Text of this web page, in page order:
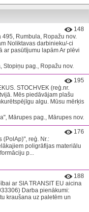
148
495, Rumbula, Ropažu nov.
Noliktavas darbinieku/-ci
ar pasūtījumu lapām Ar plēvi
Stopiņu pag., Ropažu nov.
195
STOCHVEK (reģ.nr.
Mēs piedāvājam plašu
algu. Mūsu mērķis
Mārupes pag., Mārupes nov.
176
reģ. Nr.:
poligrāfijas materiālu
p...
188
ar SIA TRANSIT EU aicina
Darba pienākumi:
kraušana uz paletēm un